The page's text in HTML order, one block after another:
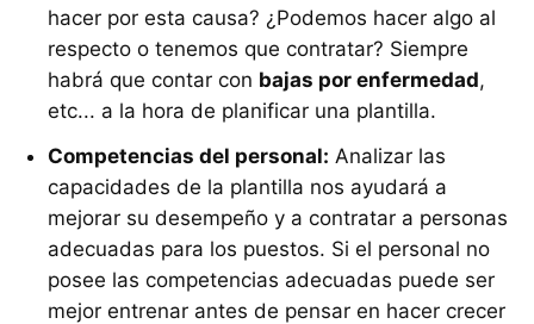
hacer por esta causa? ¿Podemos hacer algo al
respecto o tenemos que contratar? Siempre
habrá que contar con bajas por enfermedad,
etc... a la hora de planificar una plantilla.
Competencias del personal: Analizar las
capacidades de la plantilla nos ayudará a
mejorar su desempeño y a contratar a personas
adecuadas para los puestos. Si el personal no
posee las competencias adecuadas puede ser
mejor entrenar antes de pensar en hacer crecer